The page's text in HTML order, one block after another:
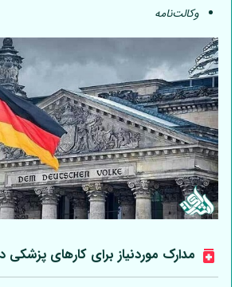
وکالت‌نامه
مدارک موردنیاز برای کارهای پزشکی